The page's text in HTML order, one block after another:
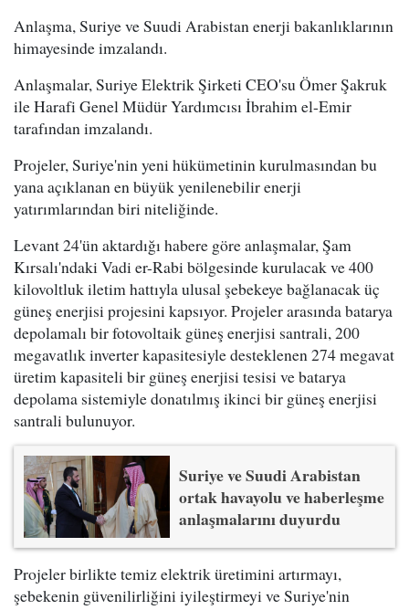
Anlaşma, Suriye ve Suudi Arabistan enerji bakanlıklarının
himayesinde imzalandı.
Anlaşmalar, Suriye Elektrik Şirketi CEO'su Ömer Şakruk
ile Harafi Genel Müdür Yardımcısı İbrahim el-Emir
tarafından imzalandı.
Projeler, Suriye'nin yeni hükümetinin kurulmasından bu
yana açıklanan en büyük yenilenebilir enerji
yatırımlarından biri niteliğinde.
Levant 24'ün aktardığı habere göre anlaşmalar, Şam
Kırsalı'ndaki Vadi er-Rabi bölgesinde kurulacak ve 400
kilovoltluk iletim hattıyla ulusal şebekeye bağlanacak üç
güneş enerjisi projesini kapsıyor. Projeler arasında batarya
depolamalı bir fotovoltaik güneş enerjisi santrali, 200
megavatlık inverter kapasitesiyle desteklenen 274 megavat
üretim kapasiteli bir güneş enerjisi tesisi ve batarya
depolama sistemiyle donatılmış ikinci bir güneş enerjisi
santrali bulunuyor.
Suriye ve Suudi Arabistan
ortak havayolu ve haberleşme
anlaşmalarını duyurdu
Projeler birlikte temiz elektrik üretimini artırmayı,
şebekenin güvenilirliğini iyileştirmeyi ve Suriye'nin